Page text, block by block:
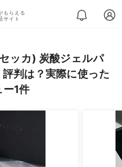
もらえる
サイト
ッカ) 炭酸ジェルパ
判は？実際に使った
1件